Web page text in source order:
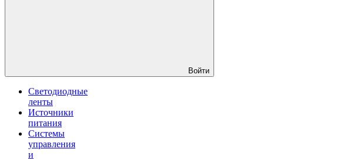
Войти
Светодиодные
ленты
Источники
питания
Системы
управления
и